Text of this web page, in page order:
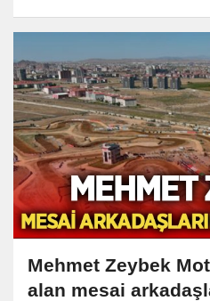
Mehmet Zeybek
alan mesai